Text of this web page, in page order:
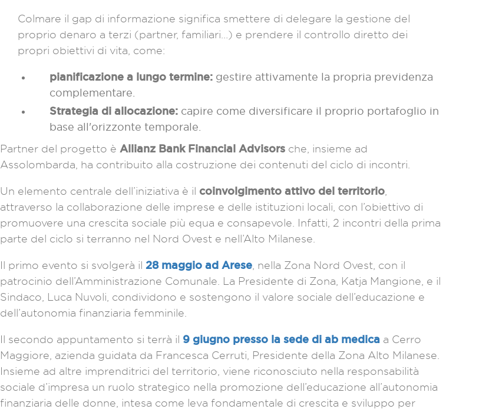
Colmare il gap di informazione significa smettere di delegare la gestione del
proprio denaro a terzi (partner, familiari…) e prendere il controllo diretto dei
propri obiettivi di vita, come:
pianificazione a lungo termine: gestire attivamente la propria previdenza
complementare.
Strategia di allocazione: capire come diversificare il proprio portafoglio in
base all'orizzonte temporale.
Partner del progetto è Allianz Bank Financial Advisors che, insieme ad
Assolombarda, ha contribuito alla costruzione dei contenuti del ciclo di incontri.
Un elemento centrale dell’iniziativa è il coinvolgimento attivo del territorio
attraverso la collaborazione delle imprese e delle istituzioni locali, con l’obiettivo di
promuovere una crescita sociale più equa e consapevole. Infatti, 2 incontri della prima
parte del ciclo si terranno nel Nord Ovest e nell’Alto Milanese.
Il primo evento si svolgerà il 28 maggio ad Arese , nella Zona Nord Ovest, con il
patrocinio dell’Amministrazione Comunale. La Presidente di Zona, Katja Mangione, e il
Sindaco, Luca Nuvoli, condividono e sostengono il valore sociale dell’educazione e
dell’autonomia finanziaria femminile.
Il secondo appuntamento si terrà il 9 giugno presso la sede di ab medica a Cerro
Maggiore, azienda guidata da Francesca Cerruti, Presidente della Zona Alto Milanese.
Insieme ad altre imprenditrici del territorio, viene riconosciuto nella responsabilità
sociale d’impresa un ruolo strategico nella promozione dell’educazione all’autonomia
finanziaria delle donne, intesa come leva fondamentale di crescita e sviluppo per